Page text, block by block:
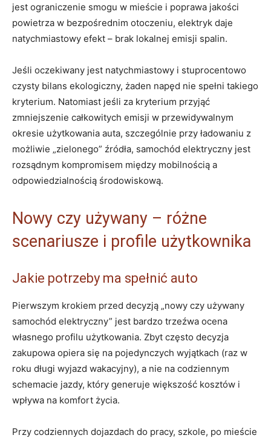
jest ograniczenie smogu w mieście i poprawa jakości
powietrza w bezpośrednim otoczeniu, elektryk daje
natychmiastowy efekt – brak lokalnej emisji spalin.
Jeśli oczekiwany jest natychmiastowy i stuprocentowo
czysty bilans ekologiczny, żaden napęd nie spełni takiego
kryterium. Natomiast jeśli za kryterium przyjąć
zmniejszenie całkowitych emisji w przewidywalnym
okresie użytkowania auta, szczególnie przy ładowaniu z
możliwie „zielonego” źródła, samochód elektryczny jest
rozsądnym kompromisem między mobilnością a
odpowiedzialnością środowiskową.
Nowy czy używany – różne
scenariusze i profile użytkownika
Jakie potrzeby ma spełnić auto
Pierwszym krokiem przed decyzją „nowy czy używany
samochód elektryczny” jest bardzo trzeźwa ocena
własnego profilu użytkowania. Zbyt często decyzja
zakupowa opiera się na pojedynczych wyjątkach (raz w
roku długi wyjazd wakacyjny), a nie na codziennym
schemacie jazdy, który generuje większość kosztów i
wpływa na komfort życia.
Przy codziennych dojazdach do pracy, szkole, po mieście